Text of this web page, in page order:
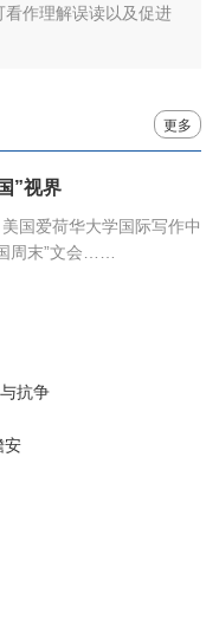
作理解误读以及促进
更多
”视界
国爱荷华大学国际写作中
周末”文会……
抗争
安